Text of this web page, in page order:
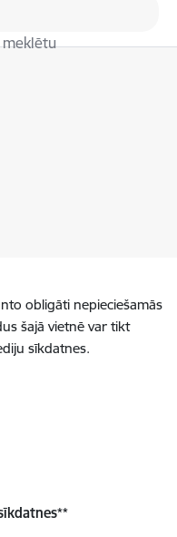
obligāti nepieciešamās
šajā vietnē var tikt
sīkdatnes.
**